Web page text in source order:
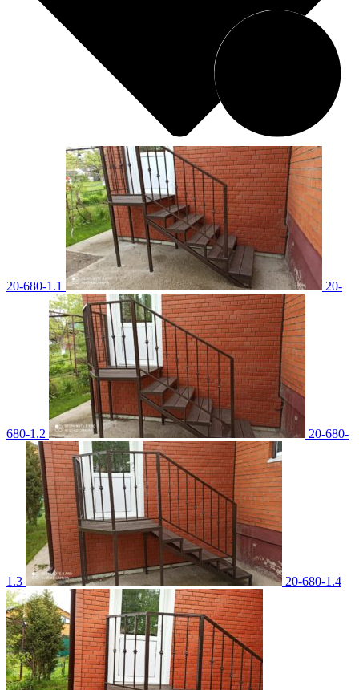
20-680-1.1 20-
680-1.2 20-680-
1.3 20-680-1.4